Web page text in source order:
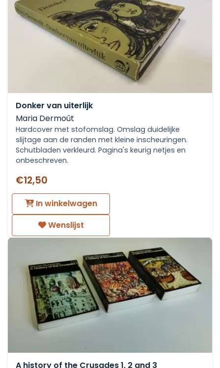
Donker van uiterlijk
Maria Dermoût
Hardcover met stofomslag. Omslag duidelijke
slijtage aan de randen met kleine inscheuringen.
Schutbladen verkleurd. Pagina's keurig netjes en
onbeschreven.
€12,50
In winkelwagen
Wenslijst
A history of the Crusades 1, 2 and 3